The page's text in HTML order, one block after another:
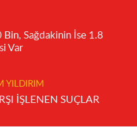
Sağdakinin İse 1.8
Var
YILDIRIM
İŞLENEN SUÇLAR